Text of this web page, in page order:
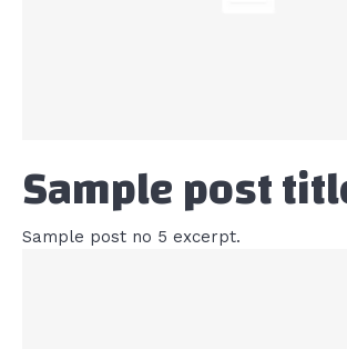
Sample post
Sample post no 5 excerpt.